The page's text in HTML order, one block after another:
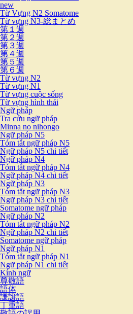
new
Từ Vựng N2 Somatome
Từ vựng N3-総まとめ
第１週
第２週
第３週
第４週
第５週
第６週
Từ vựng N2
Từ vựng N1
Từ vựng cuộc sống
Từ vựng hình thái
Ngữ pháp
Tra cứu ngữ pháp
Minna no nihongo
Ngữ pháp N5
Tóm tắt ngữ pháp N5
Ngữ pháp N5 chi tiết
Ngữ pháp N4
Tóm tắt ngữ pháp N4
Ngữ pháp N4 chi tiết
Ngữ pháp N3
Tóm tắt ngữ pháp N3
Ngữ pháp N3 chi tiết
Somatome ngữ pháp
Ngữ pháp N2
Tóm tắt ngữ pháp N2
Ngữ pháp N2 chi tiết
Somatome ngữ pháp
Ngữ pháp N1
Tóm tắt ngữ pháp N1
Ngữ pháp N1 chi tiết
Kính ngữ
尊敬語
語体
謙譲語
丁重語